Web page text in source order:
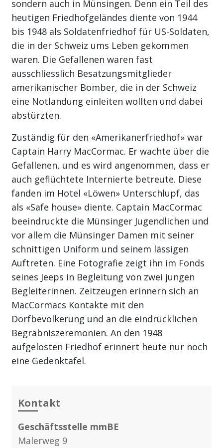
sondern auch in Münsingen. Denn ein Teil des
heutigen Friedhofgeländes diente von 1944
bis 1948 als Soldatenfriedhof für US-Soldaten,
die in der Schweiz ums Leben gekommen
waren. Die Gefallenen waren fast
ausschliesslich Besatzungsmitglieder
amerikanischer Bomber, die in der Schweiz
eine Notlandung einleiten wollten und dabei
abstürzten.
Zuständig für den «Amerikanerfriedhof» war
Captain Harry MacCormac. Er wachte über die
Gefallenen, und es wird angenommen, dass er
auch geflüchtete Internierte betreute. Diese
fanden im Hotel «Löwen» Unterschlupf, das
als «Safe house» diente. Captain MacCormac
beeindruckte die Münsinger Jugendlichen und
vor allem die Münsinger Damen mit seiner
schnittigen Uniform und seinem lässigen
Auftreten. Eine Fotografie zeigt ihn im Fonds
seines Jeeps in Begleitung von zwei jungen
Begleiterinnen. Zeitzeugen erinnern sich an
MacCormacs Kontakte mit den
Dorfbevölkerung und an die eindrücklichen
Begräbniszeremonien. An den 1948
aufgelösten Friedhof erinnert heute nur noch
eine Gedenktafel.
Kontakt
Geschäftsstelle mmBE
Malerweg 9